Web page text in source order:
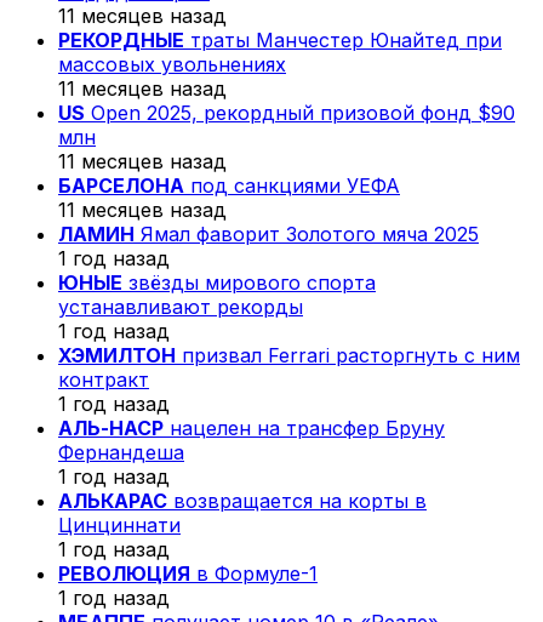
11 месяцев назад
РЕКОРДНЫЕ траты Манчестер Юнайтед при
массовых увольнениях
11 месяцев назад
US Open 2025, рекордный призовой фонд $90
млн
11 месяцев назад
БАРСЕЛОНА под санкциями УЕФА
11 месяцев назад
ЛАМИН Ямал фаворит Золотого мяча 2025
1 год назад
ЮНЫЕ звёзды мирового спорта
устанавливают рекорды
1 год назад
ХЭМИЛТОН призвал Ferrari расторгнуть с ним
контракт
1 год назад
АЛЬ-НАСР нацелен на трансфер Бруну
Фернандеша
1 год назад
АЛЬКАРАС возвращается на корты в
Цинциннати
1 год назад
РЕВОЛЮЦИЯ в Формуле-1
1 год назад